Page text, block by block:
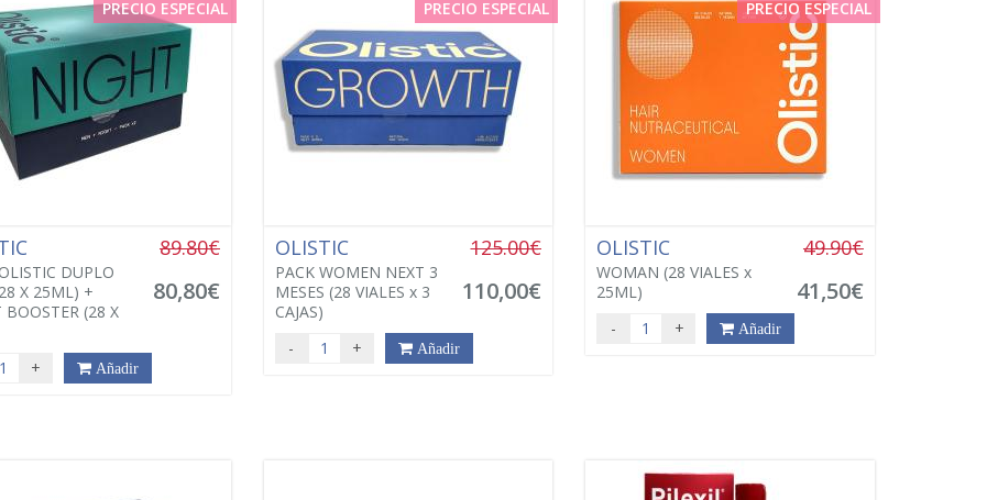
PRECIO ESPECIAL
DUPLO
X 25ML) +
BOOSTER (28 X
89.80€
80,80€
+ Añadir
PRECIO ESPECIAL
OLISTIC
PACK WOMEN NEXT 3
MESES (28 VIALES x 3
CAJAS)
125.00€
110,00€
- + Añadir
PRECIO ESPECIAL
OLISTIC
WOMAN (28 VIALES x
25ML)
49.90€
41,50€
- + Añadir